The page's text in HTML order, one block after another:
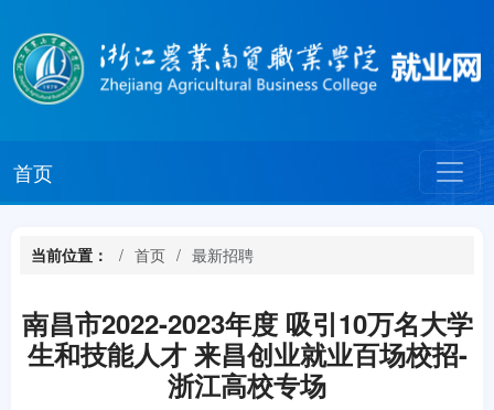
首页
当前位置： 首页 最新招聘
南昌市2022-2023年度 吸引10万名大学
生和技能人才 来昌创业就业百场校招-
浙江高校专场